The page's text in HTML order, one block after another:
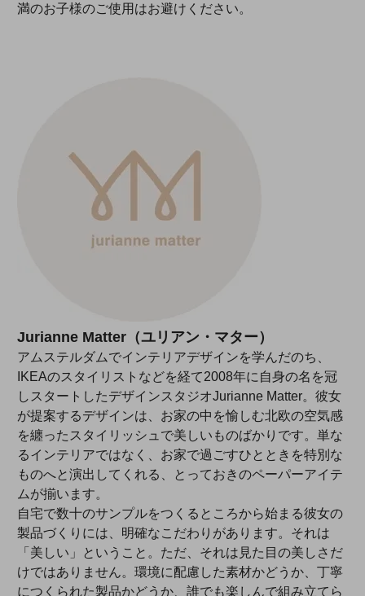
満のお子様のご使用はお避けください。
Jurianne Matter（ユリアン・マター）
アムステルダムでインテリアデザインを学んだのち、
IKEAのスタイリストなどを経て2008年に自身の名を冠
しスタートしたデザインスタジオJurianne Matter。彼女
が提案するデザインは、お家の中を愉しむ北欧の空気感
を纏ったスタイリッシュで美しいものばかりです。単な
るインテリアではなく、お家で過ごすひとときを特別な
ものへと演出してくれる、とっておきのペーパーアイテ
ムが揃います。
自宅で数十のサンプルをつくるところから始まる彼女の
製品づくりには、明確なこだわりがあります。それは
「美しい」ということ。ただ、それは見た目の美しさだ
けではありません。環境に配慮した素材かどうか、丁寧
につくられた製品かどうか、誰でも楽しんで組み立てら